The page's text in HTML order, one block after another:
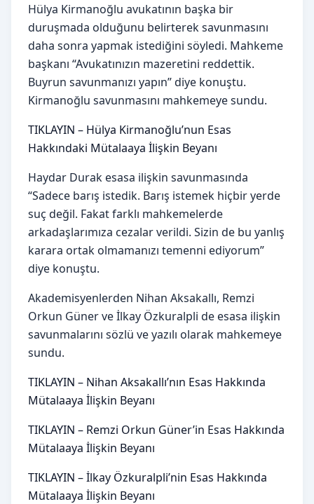
Hülya Kirmanoğlu avukatının başka bir
duruşmada olduğunu belirterek savunmasını
daha sonra yapmak istediğini söyledi. Mahkeme
başkanı “Avukatınızın mazeretini reddettik.
Buyrun savunmanızı yapın” diye konuştu.
Kirmanoğlu savunmasını mahkemeye sundu.
TIKLAYIN – Hülya Kirmanoğlu’nun Esas
Hakkındaki Mütalaaya İlişkin Beyanı
Haydar Durak esasa ilişkin savunmasında
“Sadece barış istedik. Barış istemek hiçbir yerde
suç değil. Fakat farklı mahkemelerde
arkadaşlarımıza cezalar verildi. Sizin de bu yanlış
karara ortak olmamanızı temenni ediyorum”
diye konuştu.
Akademisyenlerden Nihan Aksakallı, Remzi
Orkun Güner ve İlkay Özkuralpli de esasa ilişkin
savunmalarını sözlü ve yazılı olarak mahkemeye
sundu.
TIKLAYIN – Nihan Aksakallı’nın Esas Hakkında
Mütalaaya İlişkin Beyanı
TIKLAYIN – Remzi Orkun Güner’in Esas Hakkında
Mütalaaya İlişkin Beyanı
TIKLAYIN – İlkay Özkuralpli’nin Esas Hakkında
Mütalaaya İlişkin Beyanı